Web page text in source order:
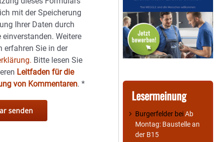
mit der Speicherung
Ihrer Daten durch
einverstanden. Weitere
erfahren Sie in der
Bitte lesen Sie
Leitfaden für die
von Kommentaren.*
Lesermeinung
Burgerfelder beiAb
Montag: Baustelle an
der B15